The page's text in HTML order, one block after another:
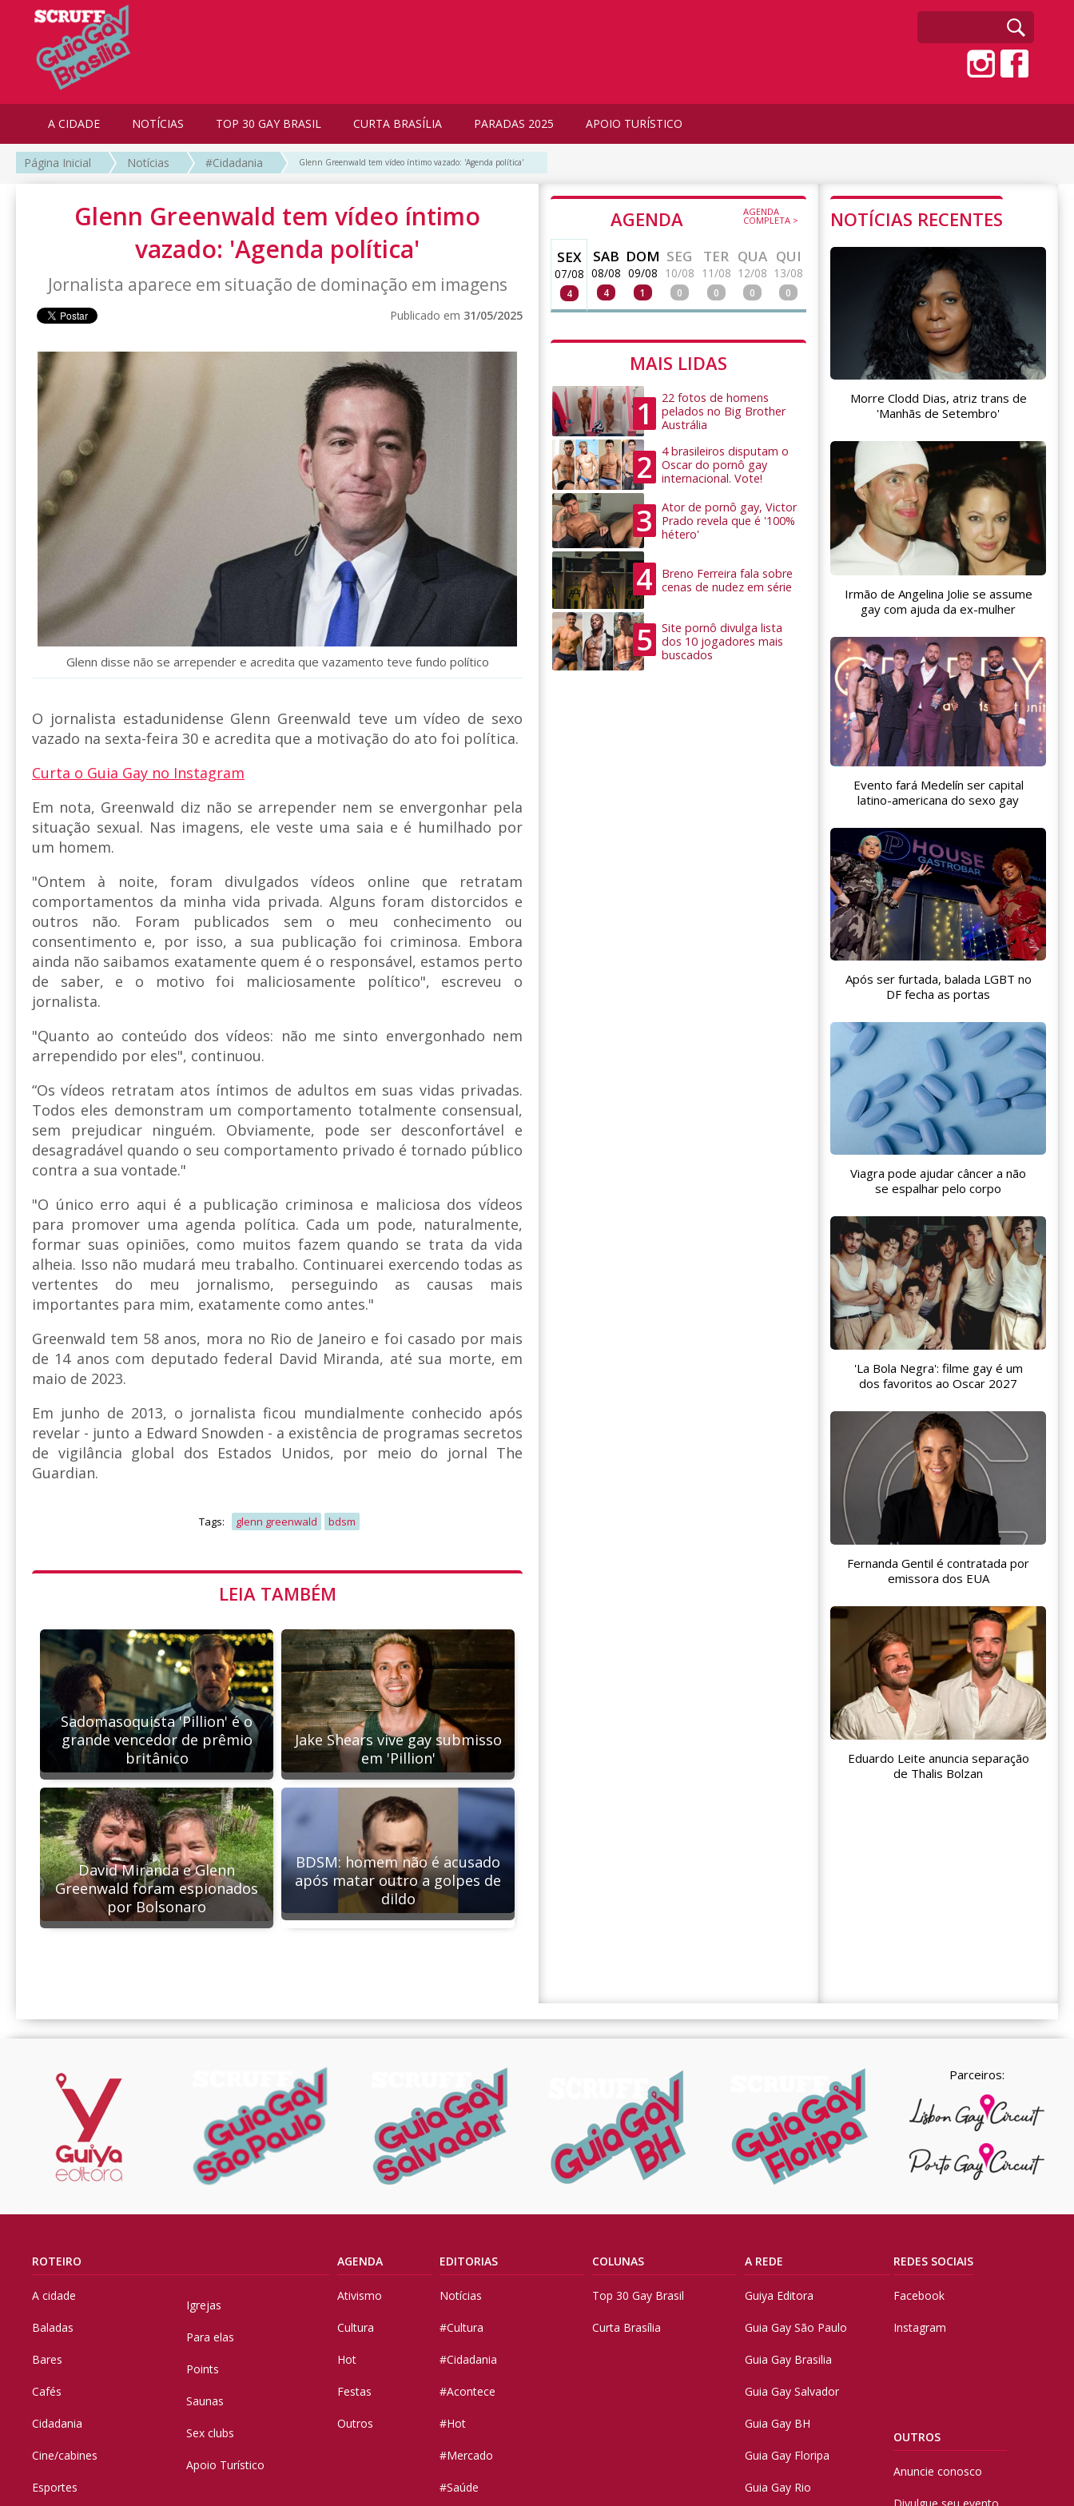
A CIDADE NOTÍCIAS TOP 30 GAY BRASIL CURTA BRASÍLIA PARADAS 2025 APOIO TURÍSTICO
Página Inicial Notícias #Cidadania Glenn Greenwald tem vídeo íntimo vazado: 'Agenda política'
Glenn Greenwald tem vídeo íntimo
vazado: 'Agenda política'
Jornalista aparece em situação de dominação em imagens
Publicado em 31/05/2025
Glenn disse não se arrepender e acredita que vazamento teve fundo político
O jornalista estadunidense Glenn Greenwald teve um vídeo de sexo
vazado na sexta-feira 30 e acredita que a motivação do ato foi política.
Curta o Guia Gay no Instagram
Em nota, Greenwald diz não se arrepender nem se envergonhar pela
situação sexual. Nas imagens, ele veste uma saia e é humilhado por
um homem.
"Ontem à noite, foram divulgados vídeos online que retratam
comportamentos da minha vida privada. Alguns foram distorcidos e
outros não. Foram publicados sem o meu conhecimento ou
consentimento e, por isso, a sua publicação foi criminosa. Embora
ainda não saibamos exatamente quem é o responsável, estamos perto
de saber, e o motivo foi maliciosamente político", escreveu o
jornalista.
"Quanto ao conteúdo dos vídeos: não me sinto envergonhado nem
arrependido por eles", continuou.
“Os vídeos retratam atos íntimos de adultos em suas vidas privadas.
Todos eles demonstram um comportamento totalmente consensual,
sem prejudicar ninguém. Obviamente, pode ser desconfortável e
desagradável quando o seu comportamento privado é tornado público
contra a sua vontade."
"O único erro aqui é a publicação criminosa e maliciosa dos vídeos
para promover uma agenda política. Cada um pode, naturalmente,
formar suas opiniões, como muitos fazem quando se trata da vida
alheia. Isso não mudará meu trabalho. Continuarei exercendo todas as
vertentes do meu jornalismo, perseguindo as causas mais
importantes para mim, exatamente como antes."
Greenwald tem 58 anos, mora no Rio de Janeiro e foi casado por mais
de 14 anos com deputado federal David Miranda, até sua morte, em
maio de 2023.
Em junho de 2013, o jornalista ficou mundialmente conhecido após
revelar - junto a Edward Snowden - a existência de programas secretos
de vigilância global dos Estados Unidos, por meio do jornal The
Guardian.
Tags: glenn greenwald bdsm
LEIA TAMBÉM
Sadomasoquista 'Pillion' é o
grande vencedor de prêmio
britânico
Jake Shears vive gay submisso
em 'Pillion'
David Miranda e Glenn
Greenwald foram espionados
por Bolsonaro
BDSM: homem não é acusado
após matar outro a golpes de
dildo
AGENDA AGENDA
COMPLETA >
SEX
07/08
4
SAB
08/08
4
DOM
09/08
1
SEG
10/08
0
TER
11/08
0
QUA
12/08
0
QUI
13/08
0
MAIS LIDAS
1
22 fotos de homens
pelados no Big Brother
Austrália
2
4 brasileiros disputam o
Oscar do pornô gay
internacional. Vote!
3
Ator de pornô gay, Victor
Prado revela que é '100%
hétero'
4
Breno Ferreira fala sobre
cenas de nudez em série
5
Site pornô divulga lista
dos 10 jogadores mais
buscados
NOTÍCIAS RECENTES
Morre Clodd Dias, atriz trans de
'Manhãs de Setembro'
Irmão de Angelina Jolie se assume
gay com ajuda da ex-mulher
Evento fará Medelín ser capital
latino-americana do sexo gay
Após ser furtada, balada LGBT no
DF fecha as portas
Viagra pode ajudar câncer a não
se espalhar pelo corpo
'La Bola Negra': filme gay é um
dos favoritos ao Oscar 2027
Fernanda Gentil é contratada por
emissora dos EUA
Eduardo Leite anuncia separação
de Thalis Bolzan
Parceiros:
ROTEIRO
A cidade
Baladas
Bares
Cafés
Cidadania
Cine/cabines
Esportes
Igrejas
Para elas
Points
Saunas
Sex clubs
Apoio Turístico
AGENDA
Ativismo
Cultura
Hot
Festas
Outros
EDITORIAS
Notícias
#Cultura
#Cidadania
#Acontece
#Hot
#Mercado
#Saúde
COLUNAS
Top 30 Gay Brasil
Curta Brasília
A REDE
Guiya Editora
Guia Gay São Paulo
Guia Gay Brasilia
Guia Gay Salvador
Guia Gay BH
Guia Gay Floripa
Guia Gay Rio
REDES SOCIAIS
Facebook
Instagram
OUTROS
Anuncie conosco